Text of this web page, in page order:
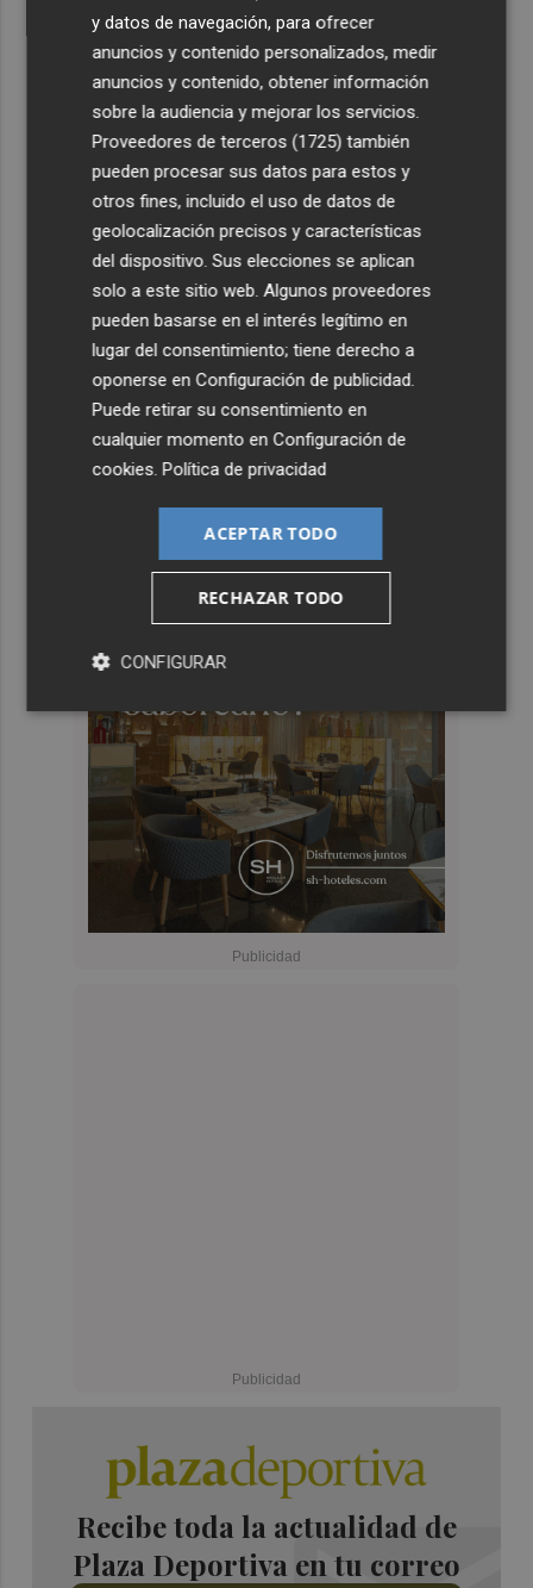
Recibe toda la actualidad de
Plaza Deportiva en tu correo
y datos de navegación, para ofrecer
anuncios y contenido personalizados, medir
anuncios y contenido, obtener información
sobre la audiencia y mejorar los servicios.
Proveedores de terceros (1725) también
pueden procesar sus datos para estos y
otros fines, incluido el uso de datos de
geolocalización precisos y características
del dispositivo. Sus elecciones se aplican
solo a este sitio web. Algunos proveedores
pueden basarse en el interés legítimo en
lugar del consentimiento; tiene derecho a
oponerse enConfiguración de publicidad
Puede retirar su consentimiento en
cualquier momento enConfiguración de
cookies .Política de privacidad
ACEPTAR TODO
RECHAZAR TODO
CONFIGURAR